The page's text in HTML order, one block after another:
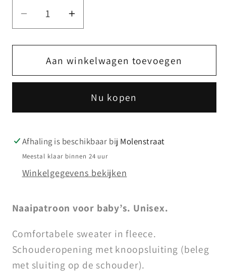
Aantal
verlagen
voor
ikatee
sweater
Aantal
verhogen
voor
ikatee
sweater
Aan winkelwagen toevoegen
Nu kopen
Afhaling is beschikbaar bij Molenstraat
Meestal klaar binnen 24 uur
Winkelgegevens bekijken
Naaipatroon voor baby’s. Unisex.
Comfortabele sweater in fleece.
Schouderopening met knoopsluiting (beleg
met sluiting op de schouder).